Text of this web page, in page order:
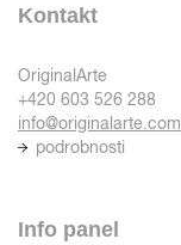
Kontakt
OriginalArte
+420 603 526 288
info@originalarte.com
podrobnosti
Info panel